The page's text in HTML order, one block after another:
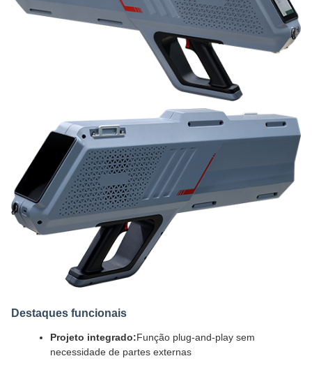
Destaques funcionais
Projeto integrado:Função plug-and-play sem
necessidade de partes externas